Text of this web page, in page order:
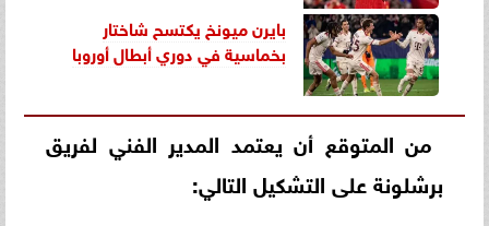
بايرن ميونخ يكتسح شاختار
بخماسية في دوري أبطال أوروبا
من المتوقع أن يعتمد المدير الفني لفريق
برشلونة على التشكيل التالي: